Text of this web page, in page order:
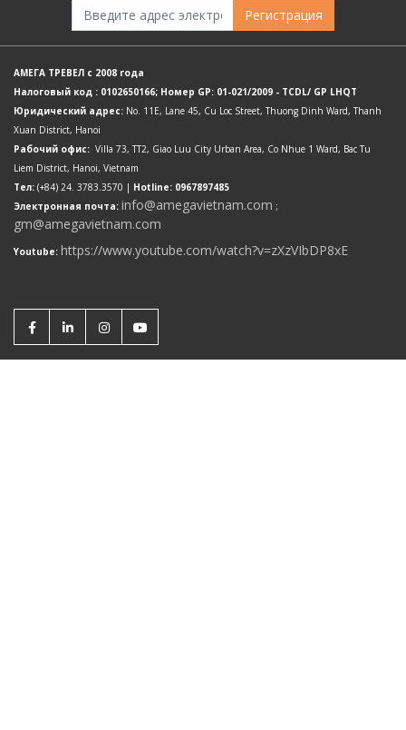
Регистрация
АМЕГА ТРЕВЕЛ с 2008 года
Налоговый код : 0102650166; Номер GP: 01-021/2009 - TCDL/ GP LHQT
Юридический адрес: No. 11E, Lane 45, Cu Loc Street, Thuong Dinh Ward, Thanh
Xuan District, Hanoi
Рабочий офис: Villa 73, TT2, Giao Luu City Urban Area, Co Nhue 1 Ward, Bac Tu
Liem District, Hanoi, Vietnam
Тел: (+84) 24. 3783.3570 | Hotline: 0967897485
Электронная почта: info@amegavietnam.com ;
gm@amegavietnam.com
Youtube: https://www.youtube.com/watch?v=zXzVIbDP8xE